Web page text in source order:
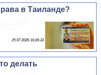
в Таиланде?
25 07 2026 16:26:33
делать